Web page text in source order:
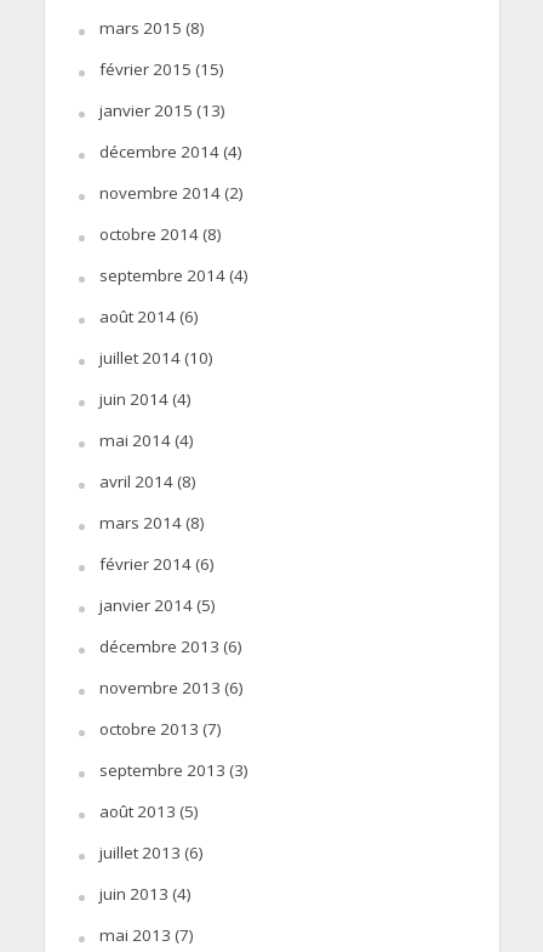
mars 2015 (8)
février 2015 (15)
janvier 2015 (13)
décembre 2014(4)
novembre 2014(2)
octobre 2014(8)
septembre 2014(4)
août 2014(6)
juillet 2014(10)
juin 2014(4)
mai 2014(4)
avril 2014(8)
mars 2014(8)
février 2014(6)
janvier 2014(5)
décembre 2013 (6)
novembre 2013 (6)
octobre 2013 (7)
septembre 2013 (3)
août 2013 (5)
juillet 2013 (6)
juin 2013 (4)
mai 2013 (7)